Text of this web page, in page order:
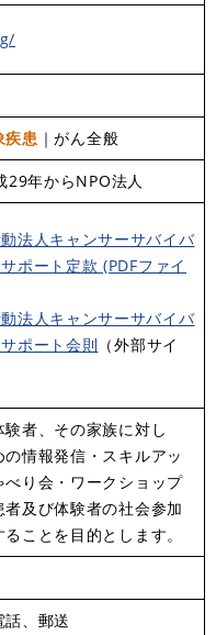
疾患 ｜がん全般
29年からNPO法人
法人キャンサーサバイバ
ポート定款 (PDFファイ
法人キャンサーサバイバ
ポート会則 （外部サイ
者、その家族に対し
情報発信・スキルアッ
り会・ワークショップ
及び体験者の社会参加
ことを目的とします。
、郵送